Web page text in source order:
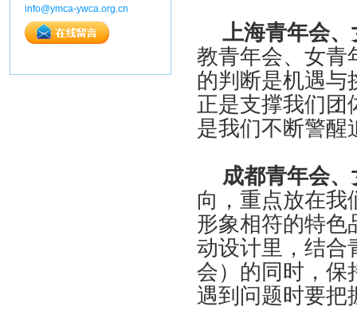
info@ymca-ywca.org.cn
上海青年会、
教青年会、女青
的判断是机遇与
正是支撑我们团
是我们不断警醒
成都青年会、
向，重点放在我
形象相符的特色
动设计里，结合
会）的同时，保
遇到问题时要把